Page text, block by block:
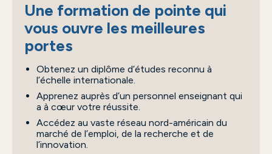
Une formation de pointe qui
vous ouvre les meilleures
portes
Obtenez un diplôme d’études reconnu à
l’échelle internationale.
Apprenez auprès d’un personnel enseignant qui
a à cœur votre réussite.
Accédez au vaste réseau nord-américain du
marché de l’emploi, de la recherche et de
l’innovation.